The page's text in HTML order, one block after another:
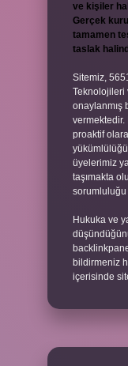
ve kişiler
Gerçek
tamamen
taslak
Sitemiz,
Teknolojileri
onaylanmış
proaktif
üyelerimiz
taşımakta
sorumluluğu
Hukuka ve
bildirmeniz
içerisinde